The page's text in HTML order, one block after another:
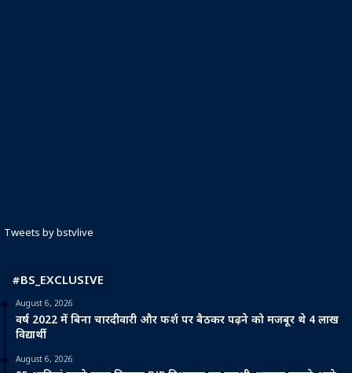
Tweets by bstvlive
#BS_EXCLUSIVE
August 6, 2026
वर्ष 2022 में बिना चारदीवारी और फर्श पर बैठकर पढ़ने को मजबूर थे 4 लाख
विद्यार्थी
August 6, 2026